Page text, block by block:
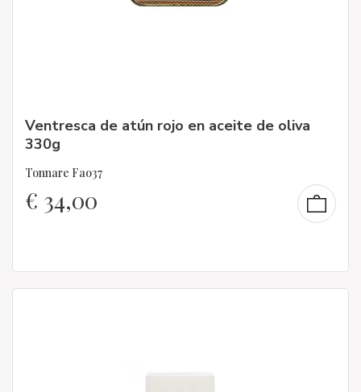
Ventresca de atún rojo en aceite de oliva
330g
Tonnare Fao37
€ 34,00